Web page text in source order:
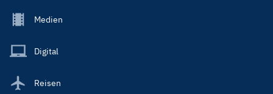
Footer
Main
Medien
Digital
Reisen